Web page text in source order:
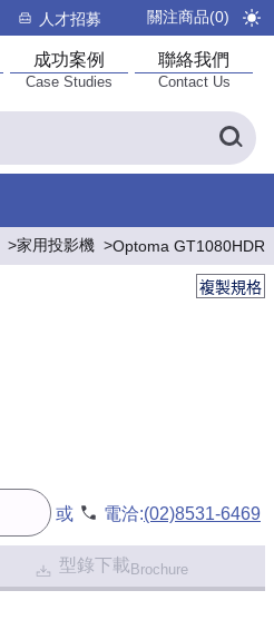
人才招募 關注商品(0)
成功案例
Case Studies
聯絡我們
Contact Us
家用投影機 Optoma GT1080HDR
複製規格
或 電洽:(02)8531-6469
型錄下載 Brochure